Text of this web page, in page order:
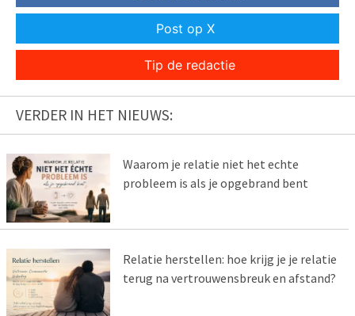
Post op X
Tip de redactie
VERDER IN HET NIEUWS:
Waarom je relatie niet het echte
probleem is als je opgebrand bent
Relatie herstellen: hoe krijg je je relatie
terug na vertrouwensbreuk en afstand?